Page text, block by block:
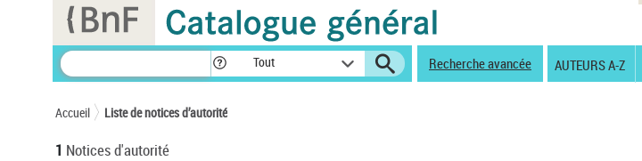
Tout Recherche avancée AUTEURS A-Z
Accueil Liste de notices d’autorité
1 Notices d'autorité
Panneau de gestion des cookies